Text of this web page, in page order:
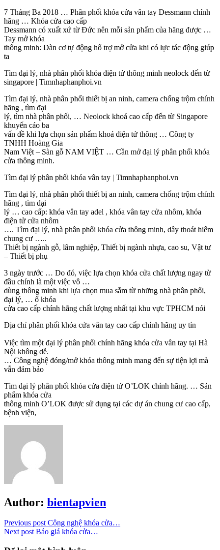
7 Tháng Ba 2018 … Phân phối khóa cửa vân tay Dessmann chính
hãng … Khóa cửa cao cấp
Dessmann có xuất xứ từ Đức nên mỗi sản phẩm của hãng được …
Tay mở khóa
thông minh: Dàn cơ tự động hổ trợ mở cửa khi có lực tác động giúp
ta
Tìm đại lý, nhà phân phối khóa điện tử thông minh neolock đến từ
singapore | Timnhaphanphoi.vn
Tìm đại lý, nhà phân phối thiết bị an ninh, camera chống trộm chính
hãng , tìm đại
lý, tìm nhà phân phối, … Neolock khoá cao cấp đến từ Singapore
khuyến cáo ba
vấn đề khi lựa chọn sản phẩm khoá điện tử thông … Công ty
TNHH Hoàng Gia
Nam Việt – Sàn gỗ NAM VIỆT … Cần mở đại lý phân phối khóa
cửa thông minh.
Tìm đại lý phân phối khóa vân tay | Timnhaphanphoi.vn
Tìm đại lý, nhà phân phối thiết bị an ninh, camera chống trộm chính
hãng , tìm đại
lý … cao cấp: khóa vân tay adel , khóa vân tay cửa nhôm, khóa
điện tử cửa nhôm
…. Tìm đại lý, nhà phân phối khóa cửa thông minh, dây thoát hiểm
chung cư …..
Thiết bị ngành gỗ, lâm nghiệp, Thiết bị ngành nhựa, cao su, Vật tư
– Thiết bị phụ
3 ngày trước … Do đó, việc lựa chọn khóa cửa chất lượng ngay từ
đầu chính là một việc vô …
dùng thông minh khi lựa chọn mua sắm từ những nhà phân phối,
đại lý, … ổ khóa
cửa cao cấp chính hãng chất lượng nhất tại khu vực TPHCM nói
Địa chỉ phân phối khóa cửa vân tay cao cấp chính hãng uy tín
Việc tìm một đại lý phân phối chính hãng khóa cửa vân tay tại Hà
Nội không dễ.
… Công nghệ đóng/mở khóa thông minh mang đến sự tiện lợi mà
vẫn đảm bảo
Tìm đại lý phân phối khóa cửa điện tử O’LOK chính hãng. … Sản
phẩm khóa cửa
thông minh O’LOK được sử dụng tại các dự án chung cư cao cấp,
bệnh viện,
Author: bientapvien
Previous postCông nghệ khóa cửa…
Next postBáo giá khóa cửa…